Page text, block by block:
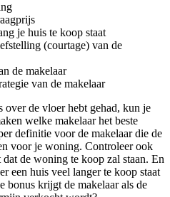
je huis te koop staat
(courtage) van de
de makelaar
van de makelaar
over de vloer hebt gehad, kun je
welke makelaar het beste
definitie voor de makelaar die de
voor je woning. Controleer ook
de woning te koop zal staan. En
een huis veel langer te koop staat
bonus krijgt de makelaar als de